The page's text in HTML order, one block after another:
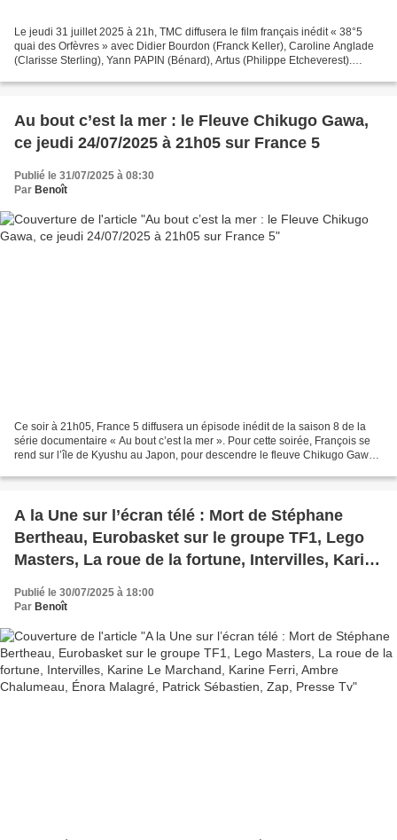
Le jeudi 31 juillet 2025 à 21h, TMC diffusera le film français inédit « 38°5
quai des Orfèvres » avec Didier Bourdon (Franck Keller), Caroline Anglade
(Clarisse Sterling), Yann PAPIN (Bénard), Artus (Philippe Etcheverest).
Au bout c’est la mer : le Fleuve Chikugo Gawa,
ce jeudi 24/07/2025 à 21h05 sur France 5
Publié le 31/07/2025 à 08:30
Par Benoît
Ce soir à 21h05, France 5 diffusera un épisode inédit de la saison 8 de la
série documentaire « Au bout c’est la mer ». Pour cette soirée, François se
rend sur l’île de Kyushu au Japon, pour descendre le fleuve Chikugo Gawa.
A la Une sur l’écran télé : Mort de Stéphane
Bertheau, Eurobasket sur le groupe TF1, Lego
Masters, La roue de la fortune, Intervilles, Karine
Le Marchand, Karine Ferri, Ambre Chalumeau,
Énora Malagré, Patrick Sébastien, Zap, Presse
Publié le 30/07/2025 à 18:00
Par Benoît